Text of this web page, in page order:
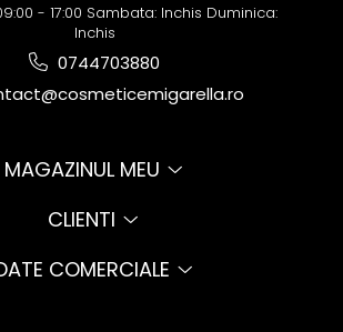
- 17:00 Sambata: Inchis Duminica:
Inchis
0744703880
MAGAZINUL MEU
CLIENTI
COMERCIALE